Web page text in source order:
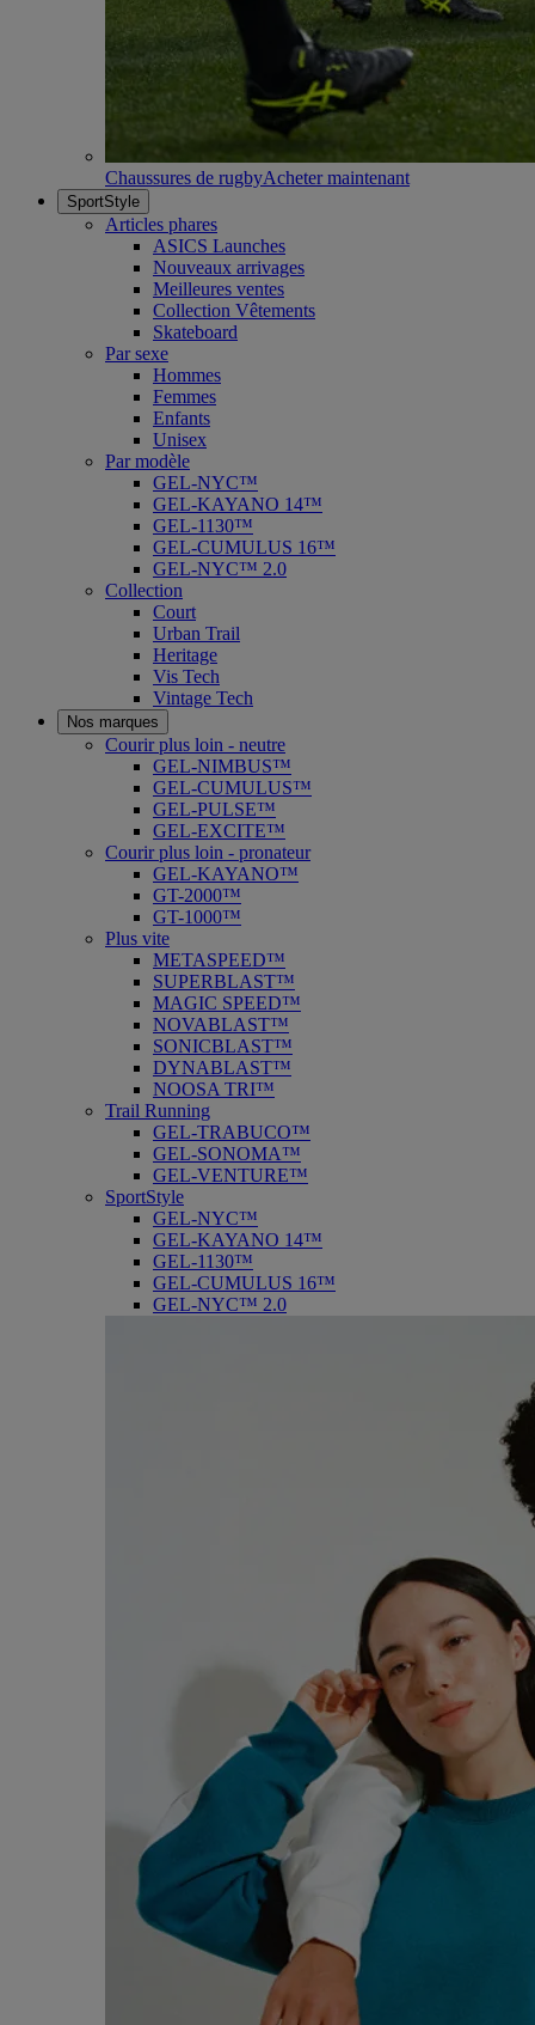
Chaussures de rugbyAcheter maintenant
SportStyle
Articles phares
ASICS Launches
Nouveaux arrivages
Meilleures ventes
Collection Vêtements
Skateboard
Par sexe
Hommes
Femmes
Enfants
Unisex
Par modèle
GEL-NYC™
GEL-KAYANO 14™
GEL-1130™
GEL-CUMULUS 16™
GEL-NYC™ 2.0
Collection
Court
Urban Trail
Heritage
Vis Tech
Vintage Tech
Nos marques
Courir plus loin - neutre
GEL-NIMBUS™
GEL-CUMULUS™
GEL-PULSE™
GEL-EXCITE™
Courir plus loin - pronateur
GEL-KAYANO™
GT-2000™
GT-1000™
Plus vite
METASPEED™
SUPERBLAST™
MAGIC SPEED™
NOVABLAST™
SONICBLAST™
DYNABLAST™
NOOSA TRI™
Trail Running
GEL-TRABUCO™
GEL-SONOMA™
GEL-VENTURE™
SportStyle
GEL-NYC™
GEL-KAYANO 14™
GEL-1130™
GEL-CUMULUS 16™
GEL-NYC™ 2.0